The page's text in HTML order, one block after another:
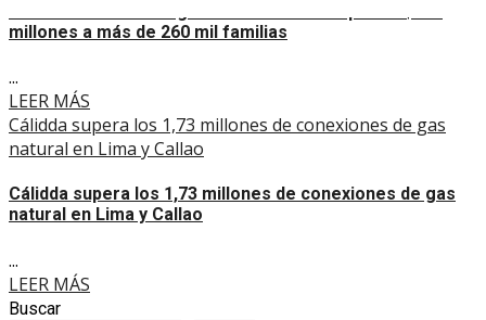
millones a más de 260 mil familias
...
LEER MÁS
Cálidda supera los 1,73 millones de conexiones de gas
natural en Lima y Callao
Cálidda supera los 1,73 millones de conexiones de gas
natural en Lima y Callao
...
LEER MÁS
Buscar